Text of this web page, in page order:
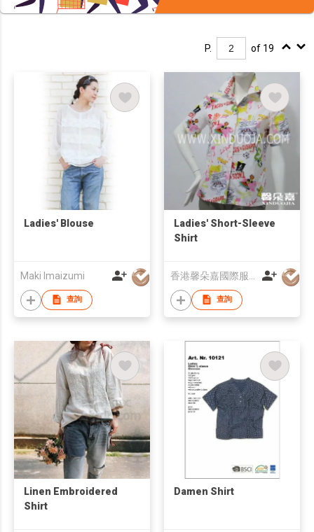
P. of 19
Ladies' Blouse
Maki Imaizumi
查詢
Ladies' Short-Sleeve
Shirt
查詢
Linen Embroidered
Shirt
Damen Shirt